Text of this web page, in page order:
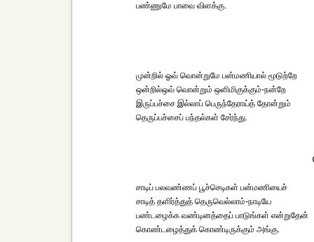
பண்ணுமே பாவை விளக்கு.
முன்றில் ஓவ் வொன்றுமே பன்மணியால் மூடுற்றே
ஒன்றில்ஒவ் வொன்றும் ஒளிமிகுக்கும்-நன்றே
இருப்பச்சை இல்லாப் பெருந்தேராய்த் தோன்றும்
தெருப்பச்சைப் பந்தல்கள் சேர்ந்து.
சாடிப் பலவண்ணப் பூச்செடிகள் பன்மணியைச்
சாடித் தளிர்த்துத் தெருவெல்லாம்-நாடியே
பண்டழைக்க வண்டினத்தைப் பாடுங்கள் என்றுதேன்
கொண்டழைத்துக் கொண்டிருக்கும் அங்கு.